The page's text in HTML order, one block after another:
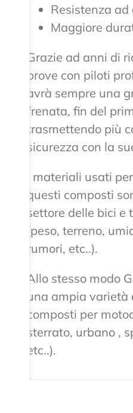
Resistenza
Maggiore
Grazie ad anni di
prove con piloti
avrà sempre una
frenata, fin del
trasmettendo più
sicurezza con la
I materiali usati
questi composti
settore delle bici
(peso, terreno,
rumori, etc..).
Allo stesso modo
una ampia
composti per
sterrato, urbano ,
etc..).